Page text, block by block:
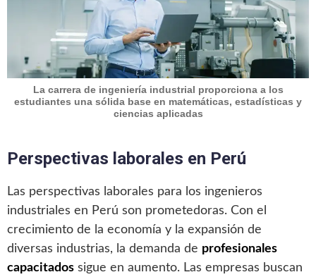
La carrera de ingeniería industrial proporciona a los
estudiantes una sólida base en matemáticas, estadísticas y
ciencias aplicadas
Perspectivas laborales en Perú
Las perspectivas laborales para los ingenieros
industriales en Perú son prometedoras. Con el
crecimiento de la economía y la expansión de
diversas industrias, la demanda de profesionales
capacitados sigue en aumento. Las empresas buscan